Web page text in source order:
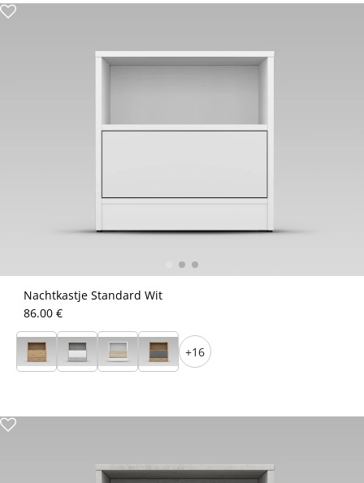
Nachtkastje Standard Wit
86.00 €
+16